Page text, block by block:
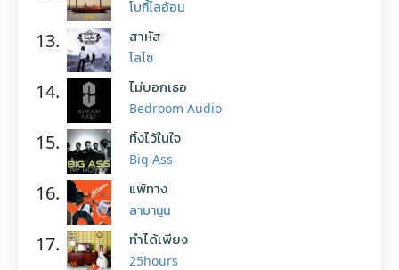
โบกี้ไลอ้อน
13. สาหัส
โลโซ
14. ไม่บอกเธอ
Bedroom Audio
15. ทิ้งไว้ในใจ
Big Ass
16. แพ้ทาง
ลาบานูน
17. ทำได้เพียง
25hours